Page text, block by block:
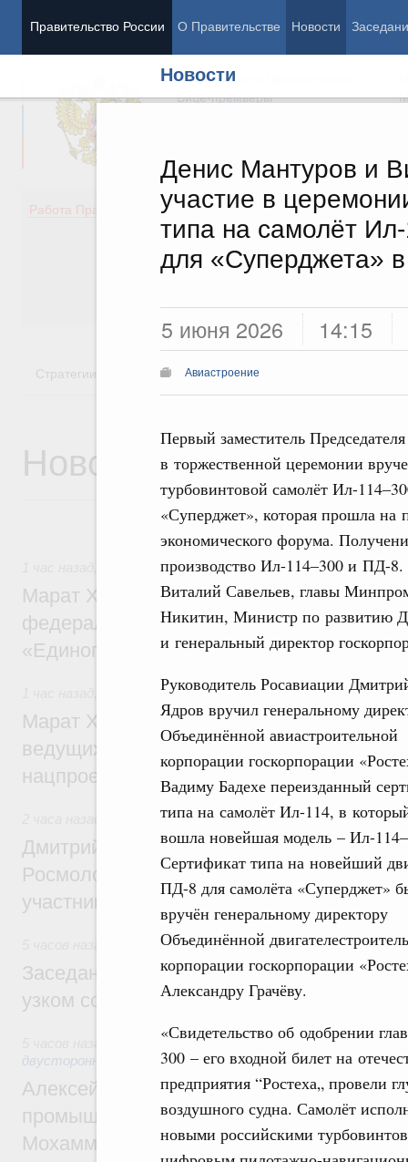
Правительство России О Правительстве Новости
Новости
Денис Мантуров и
участие в
типа на самолёт
для «Суперджета»
5 июня 2026 14:15
Авиастроение
Первый заместитель
в торжественной церемонии
турбовинтовой самолёт Ил-
«Суперджет», которая прошла на
экономического форума.
производство Ил-114–300 и ПД-
Виталий Савельев, главы
Никитин, Министр по развитию
и генеральный директор
Руководитель Росавиации
Ядров вручил генеральному
Объединённой авиастроительной
корпорации госкорпорации
Вадиму Бадехе переизданный
типа на самолёт Ил-114, в
вошла новейшая модель – Ил-
Сертификат типа на новейший
ПД-8 для самолёта «Суперджет»
вручён генеральному директору
Объединённой
корпорации госкорпорации
Александру Грачёву.
«Свидетельство об одобрении
300 – его входной билет на
предприятия “Ростеха„ провели
воздушного судна. Самолёт
новыми российскими
Председатель Правительства
Вице-премьеры
Работа Правительства
Демография
Здоровье
Образование
Культура
Государство
Стратегии Государственные программы
Новости
Регулирование в сфере строительства
Марат Хуснуллин: Более 130
федерального значения построено под
«Единого заказчика»
Национальный проект «Инфраструктура для
Марат Хуснуллин: Порядка 200
ведущих к спортивным объектам,
нацпроекту «Инфраструктура для
Молодёжная политика
Дмитрий Чернышенко, Сергей Кравцов и
Росмолодёжи Григорий Гуров
участников проекта «Кольцо открытий»
Евразийский экономический союз.
Заседание Евразийского
узком составе
Экономические отношения с зарубежными
двусторонней основе
Алексей Оверчук провёл рабочую
промышленности, недропользования и
Мохаммадом Атабаком